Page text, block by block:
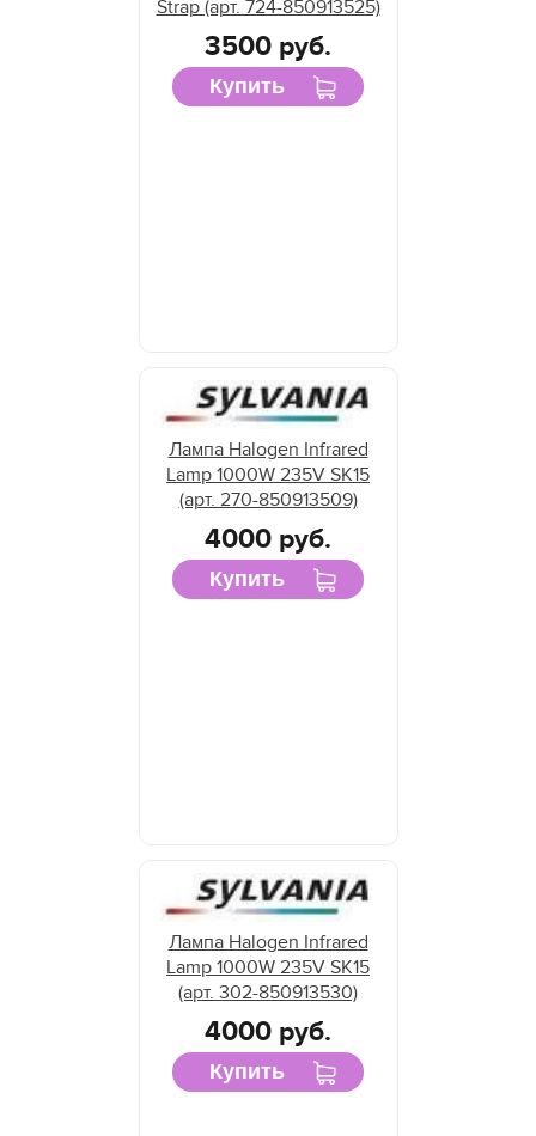
Strap (арт. 724-850913525)
3500 руб.
Купить
Лампа Halogen Infrared
Lamp 1000W 235V SK15
(арт. 270-850913509)
4000 руб.
Купить
Лампа Halogen Infrared
Lamp 1000W 235V SK15
(арт. 302-850913530)
4000 руб.
Купить